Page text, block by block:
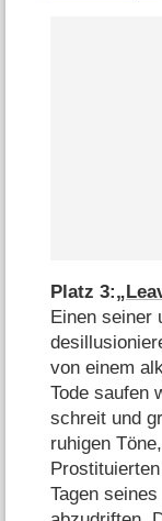
Platz 3:
Einen seiner
von einem
Tode saufen
schreit und
ruhigen
Tagen